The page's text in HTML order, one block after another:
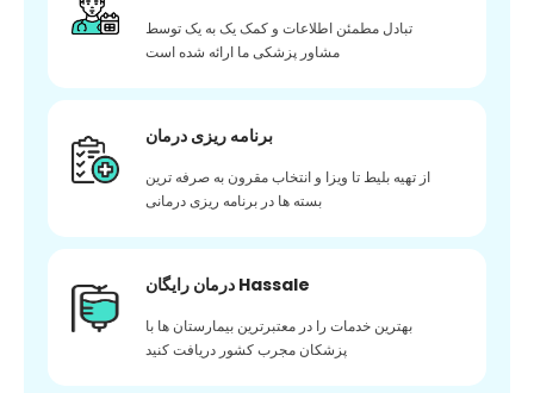
تبادل مطمئن اطلاعات و کمک یک به یک توسط
مشاور پزشکی ما ارائه شده است
برنامه ریزی درمان
از تهیه بلیط تا ویزا و انتخاب مقرون به صرفه ترین
بسته ها در برنامه ریزی درمانی
درمان رایگان Hassale
بهترین خدمات را در معتبرترین بیمارستان ها با
پزشکان مجرب کشور دریافت کنید